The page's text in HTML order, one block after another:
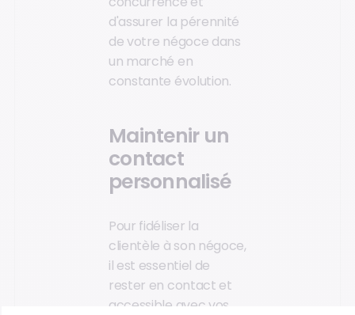
d'assurer la pérennité
de votre négoce dans
un marché en
constante évolution.
Maintenir un
contact
personnalisé
Pour fidéliser la
clientèle à son négoce,
il est essentiel de
rester en contact et
accessible avec vos